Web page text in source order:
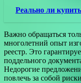
Реально ли
Важно обращаться
многолетний опыт
реестр. Это
поддельного
Недорогие
повлечь за собой